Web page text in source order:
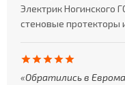
Электрик Ногинского
стеновые протекторы
Обратились в